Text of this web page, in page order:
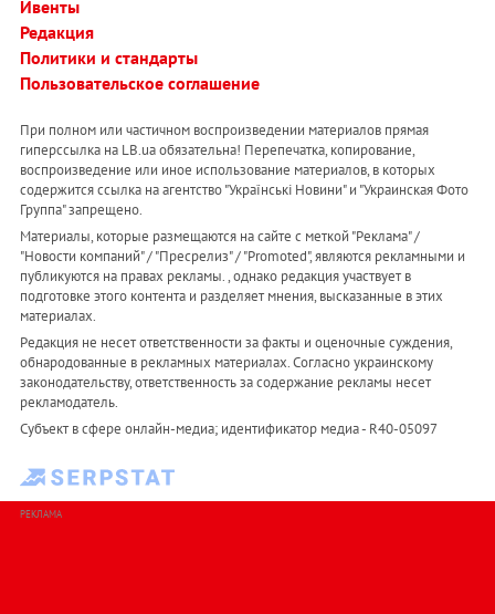
Ивенты
Редакция
Политики и стандарты
Пользовательское соглашение
При полном или частичном воспроизведении материалов прямая
гиперссылка на LB.ua обязательна! Перепечатка, копирование,
воспроизведение или иное использование материалов, в которых
содержится ссылка на агентство "Українськi Новини" и "Украинская Фото
Группа" запрещено.
Материалы, которые размещаются на сайте с меткой "Реклама" /
"Новости компаний" / "Пресрелиз" / "Promoted", являются рекламными и
публикуются на правах рекламы. , однако редакция участвует в
подготовке этого контента и разделяет мнения, высказанные в этих
материалах.
Редакция не несет ответственности за факты и оценочные суждения,
обнародованные в рекламных материалах. Согласно украинскому
законодательству, ответственность за содержание рекламы несет
рекламодатель.
Субъект в сфере онлайн-медиа; идентификатор медиа - R40-05097
РЕКЛАМА